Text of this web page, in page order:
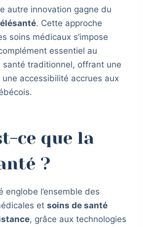
autre innovation gagne du
. Cette approche
soins médicaux s’impose
essentiel au
santé traditionnel, offrant une
accessibilité accrues aux
ce que la
?
englobe l’ensemble des
et soins de santé
, grâce aux technologies